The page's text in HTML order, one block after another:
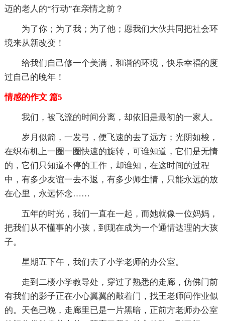
迈的老人的“行动”在亲情之前？
为了你；为了我；为了他；愿我们大伙共同把社会环
境来从新改变！
给我们自己修一个美满，和谐的环境，快乐幸福的度
过自己的晚年！
情感的作文 篇5
我们，被飞流的时间分离，却依旧是最初的一家人。
岁月似箭，一发弓，便飞速的去了远方；光阴如梭，
在织布机上一圈一圈快速的旋转，可谁知道，它们是无情
的，它们只知道不停的工作，却谁知，在这时间的过程
中，有多少友谊一去不返，有多少师生情，只能永远的放
在心里，永远怀念……
五年的时光，我们一直在一起，而她就像一位妈妈，
把我们从不懂事的小孩，到现在成为一个通情达理的大孩
子。
星期五下午，我们去了小学老师的办公室。
走到二楼小学教导处，穿过了熟悉的走廊，仿佛门前
有我们的影子正在小心翼翼的敲着门，找王老师问作业似
的。天色已晚，走廊里已是一片黑暗，正前方老师办公室